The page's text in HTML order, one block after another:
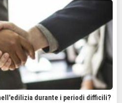
durante i periodi difficili?